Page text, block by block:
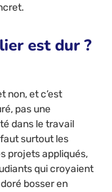
est dur ?
non, et c’est
pas une
dans le travail
surtout les
projets appliqués,
qui croyaient
bosser en